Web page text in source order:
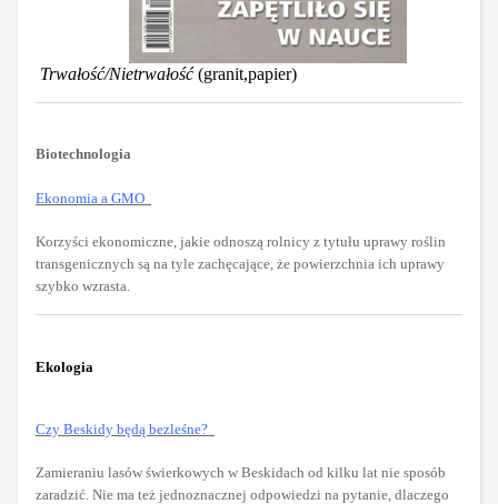
Trwałość/Nietrwałość(granit,papier)
Biotechnologia
Ekonomia a GMO
Korzyści ekonomiczne, jakie odnoszą rolnicy z tytułu uprawy roślin
transgenicznych są na tyle zachęcające, że powierzchnia ich uprawy
szybko wzrasta.
Ekologia
Czy Beskidy będą bezleśne?
Zamieraniu lasów świerkowych w Beskidach od kilku lat nie sposób
zaradzić. Nie ma też jednoznacznej odpowiedzi na pytanie, dlaczego